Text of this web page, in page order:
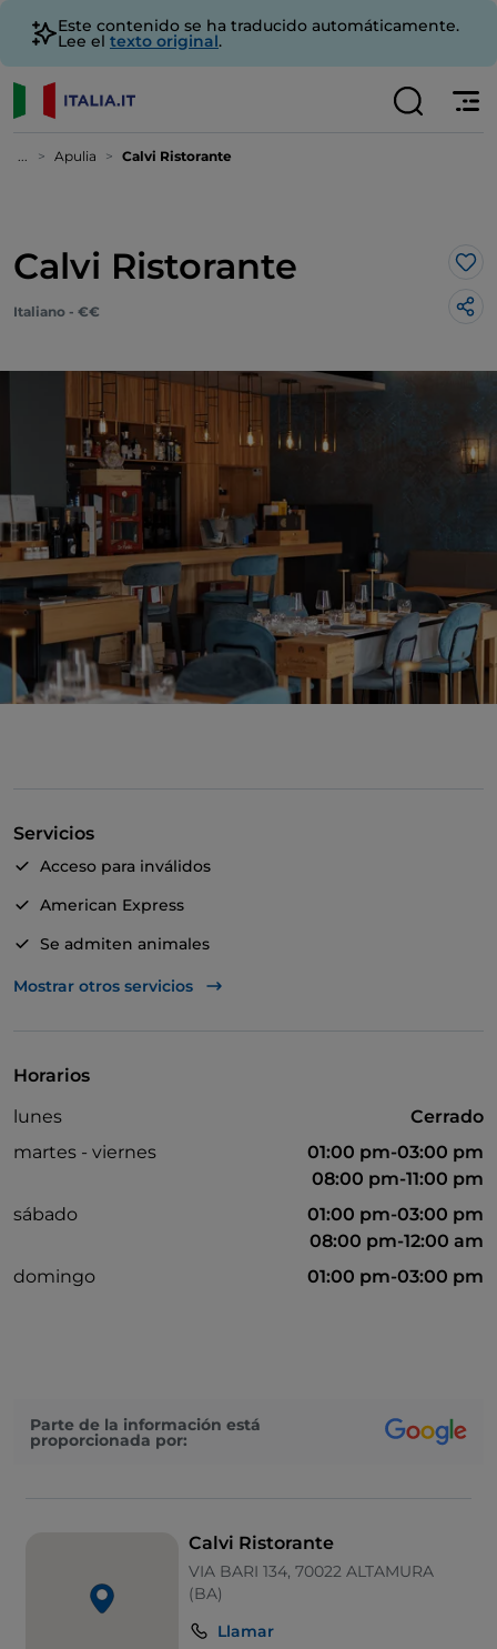
Este contenido se ha traducido automáticamente.
Lee el texto original.
... Apulia Calvi Ristorante
Calvi Ristorante Me
Italiano - €€
Servicios
Acceso para inválidos
American Express
Se admiten animales
Apple Pay
Menú infantil
Mostrar otros servicios
Horarios
lunes
Cerrado
martes - viernes
01:00 pm-03:00 pm
08:00 pm-11:00 pm
sábado
01:00 pm-03:00 pm
08:00 pm-12:00 am
domingo
01:00 pm-03:00 pm
Parte de la información está
proporcionada por:
Calvi Ristorante
VIA BARI 134, 70022 ALTAMURA
(BA)
Llamar